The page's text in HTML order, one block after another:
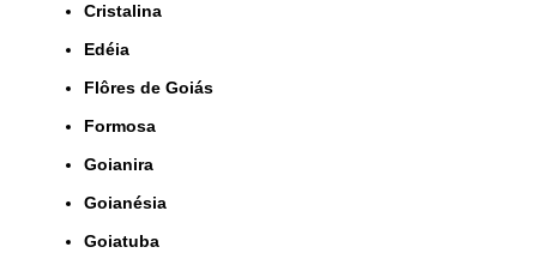
Cristalina
Edéia
Flôres de Goiás
Formosa
Goianira
Goianésia
Goiatuba